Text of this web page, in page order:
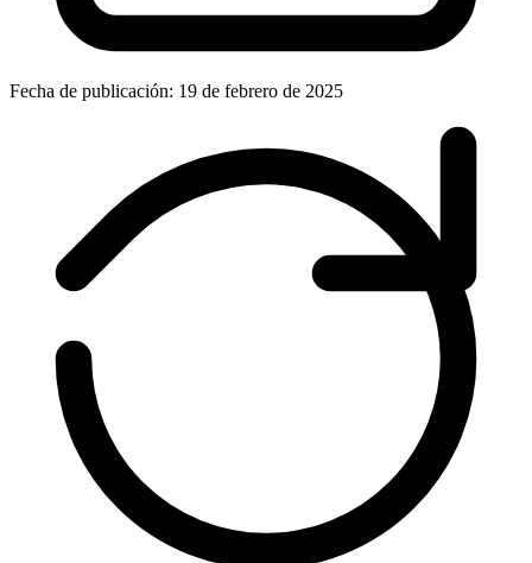
Fecha de publicación: 19 de febrero de 2025